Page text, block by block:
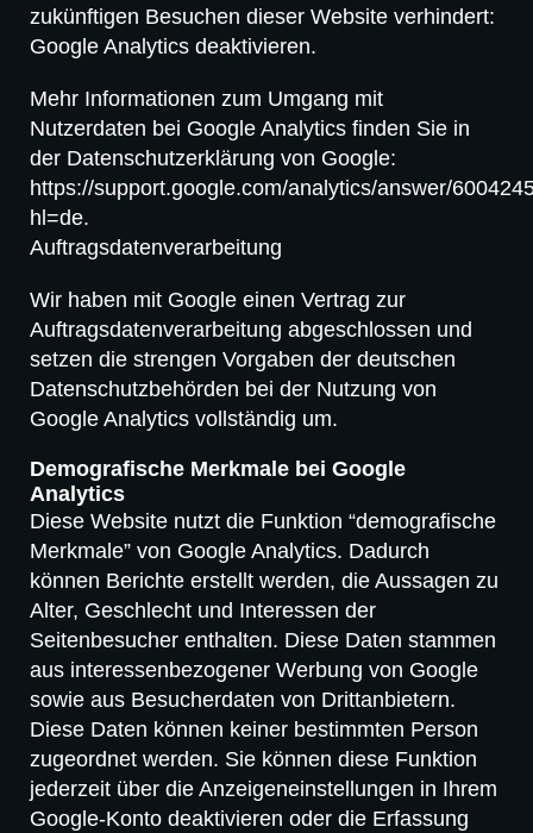
zukünftigen Besuchen dieser Website verhindert:
Google Analytics deaktivieren.
Mehr Informationen zum Umgang mit
Nutzerdaten bei Google Analytics finden Sie in
der Datenschutzerklärung von Google:
https://support.google.com/analytics/answer/
hl=de.
Auftragsdatenverarbeitung
Wir haben mit Google einen Vertrag zur
Auftragsdatenverarbeitung abgeschlossen und
setzen die strengen Vorgaben der deutschen
Datenschutzbehörden bei der Nutzung von
Google Analytics vollständig um.
Demografische Merkmale bei Google
Analytics
Diese Website nutzt die Funktion “demografische
Merkmale” von Google Analytics. Dadurch
können Berichte erstellt werden, die Aussagen zu
Alter, Geschlecht und Interessen der
Seitenbesucher enthalten. Diese Daten stammen
aus interessenbezogener Werbung von Google
sowie aus Besucherdaten von Drittanbietern.
Diese Daten können keiner bestimmten Person
zugeordnet werden. Sie können diese Funktion
jederzeit über die Anzeigeneinstellungen in Ihrem
Google-Konto deaktivieren oder die Erfassung